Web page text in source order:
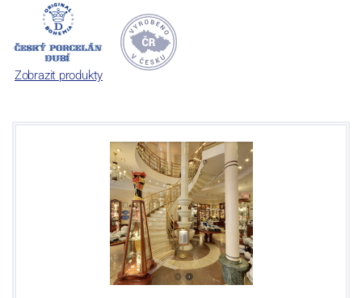
Dnes, kdy čtete tento úvod, nese firma název
počet jeho dílů v cibulovém provedení je 850 tvarů. Tyto výrobky
jsou garantovány Asociací sklářského a keramického průmyslu
České republiky jako „
Český výrobek
Zobrazit produkty